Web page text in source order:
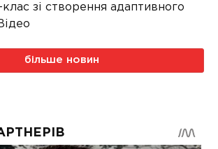
зі створення адаптивного
більше новин